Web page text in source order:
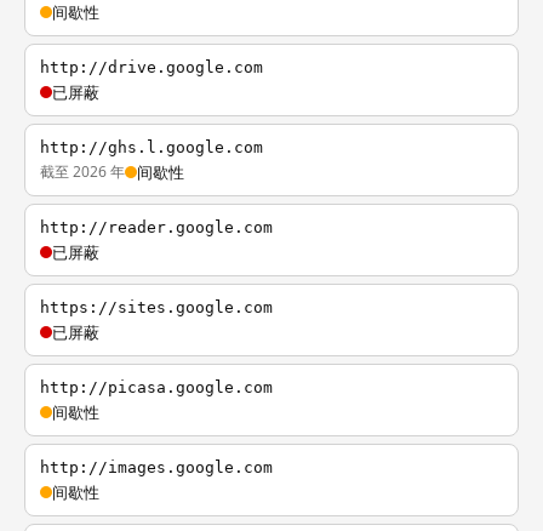
间歇性
http://drive.google.com
已屏蔽
http://ghs.l.google.com
截至 2026 年 间歇性
http://reader.google.com
已屏蔽
https://sites.google.com
已屏蔽
http://picasa.google.com
间歇性
http://images.google.com
间歇性